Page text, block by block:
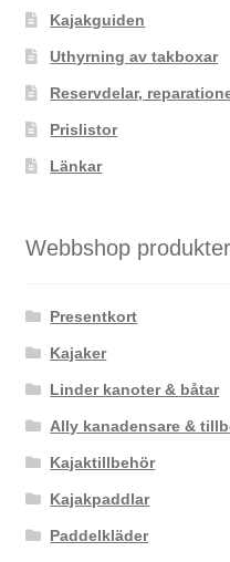
Kajakguiden
Uthyrning av takboxar
Reservdelar,
Prislistor
Länkar
Webbshop
Presentkort
Kajaker
Linder kanoter & båtar
Ally kanadensare &
Kajaktillbehör
Kajakpaddlar
Paddelkläder